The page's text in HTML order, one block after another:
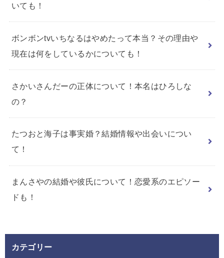
いても！
ボンボンtvいちなるはやめたって本当？その理由や
現在は何をしているかについても！
さかいさんだーの正体について！本名はひろしな
の？
たつおと海子は事実婚？結婚情報や出会いについ
て！
まんさやの結婚や彼氏について！恋愛系のエピソー
ドも！
カテゴリー